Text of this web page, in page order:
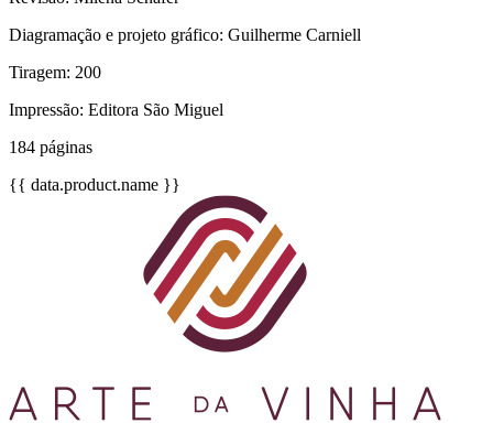
Diagramação e projeto gráfico: Guilherme Carniell
Tiragem: 200
Impressão: Editora São Miguel
184 páginas
{{ data.product.name }}